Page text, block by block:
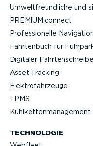
Umwelt­freund­liche und
PREMIUM.connect
Profes­sio­nelle Navigation
Fahrtenbuch für
Digitaler
Asset Tracking
Elektro­fahr­zeuge
TPMS
Kühlket­ten­ma­nagement
TECHNOLOGIE